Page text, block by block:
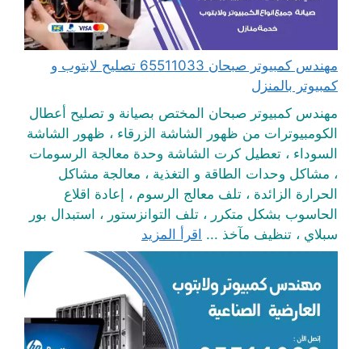
مهندس كمبيوتر صبحان 65511033 تصليح لابتوب و
كمبيوتر بالمنزل
مهندس كمبيوتر صبحان المختص بصيانة و تصليح أعطال
الكومبيوترات من ظهور الشاشة الزرقاء ، ظهور الشاشة
السوداء ، تعطيل كرت الشاشة وحدة معالجة الرسومات
، مشاكل وحدات الطاقة و التغذية ، معالجة مشاكل
الحرارة الزائدة ، تلف معالج الرسوم ، إعادة اقلاع
الحاسوب بشكل متكرر ، تلف التوانزستور ، استبدال بور
سبلاي ، تنظيف مآخذ ... اقرأ المزيد